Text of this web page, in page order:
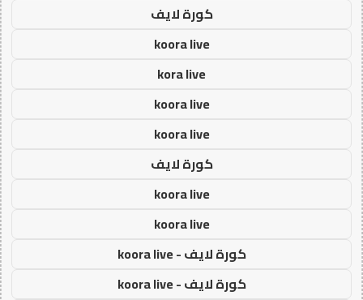
كورة لايف
koora live
kora live
koora live
koora live
كورة لايف
koora live
koora live
كورة لايف - koora live
كورة لايف - koora live